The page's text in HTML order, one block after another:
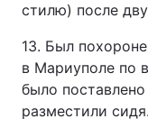
стилю) после
13. Был
в Мариуполе по
было
разместили сидя.